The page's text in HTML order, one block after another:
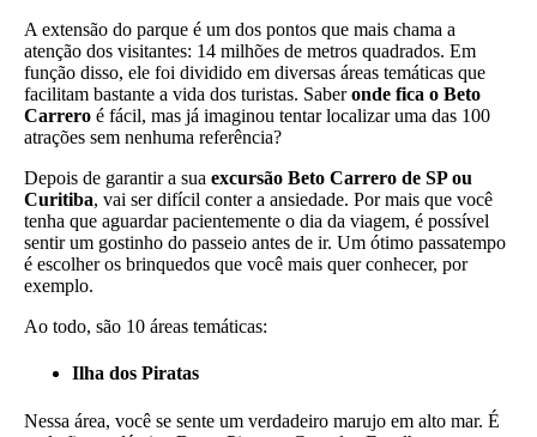
A extensão do parque é um dos pontos que mais chama a
atenção dos visitantes: 14 milhões de metros quadrados. Em
função disso, ele foi dividido em diversas áreas temáticas que
facilitam bastante a vida dos turistas. Saberonde fica o Beto
Carrero é fácil, mas já imaginou tentar localizar uma das 100
atrações sem nenhuma referência?
Depois de garantir a sua excursão Beto Carrero de SP ou
Curitiba, vai ser difícil conter a ansiedade. Por mais que você
tenha que aguardar pacientemente o dia da viagem, é possível
sentir um gostinho do passeio antes de ir. Um ótimo passatempo
é escolher os brinquedos que você mais quer conhecer, por
exemplo.
Ao todo, são 10 áreas temáticas:
Ilha dos Piratas
Nessa área, você se sente um verdadeiro marujo em alto mar. É